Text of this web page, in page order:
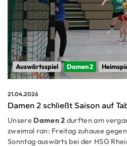
Auswärtsspiel Damen 2
21.04.2026
Damen 2 schließt Saison auf
Unsere Damen 2 durften am
zweimal ran: Freitag zuhause
Sonntag auswärts bei der HSG